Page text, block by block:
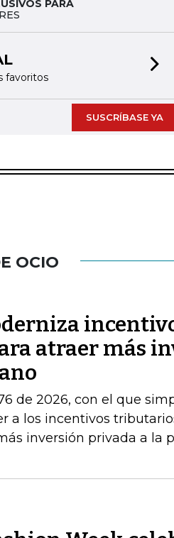
PARA
favoritos
SUSCRÍBASE YA
OCIO
atraer más
de 2026, con el que
a los incentivos
inversión privada a la